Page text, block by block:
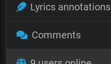
Lyrics annotations
Comments